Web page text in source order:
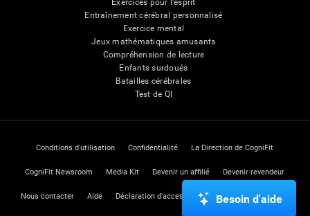
Exercices pour l'esprit
Entraînement cérébral personnalisé
Exercice mental
Jeux mathématiques amusants
Compréhension de lecture
Enfants surdoués
Batailles cérébrales
Test de QI
Conditions d'utilisation Confidentialité La Direction de CogniFit
CogniFit Newsroom Media Kit Devenir un affilié Devenir revendeur
Nous contacter Aide Déclaration d'accessibilité Centre de Confiance
Besoin d'aide